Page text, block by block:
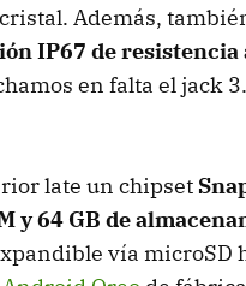
Además,
IP67 de resistencia
en falta el jack
late un chipset
y 64 GB de
vía microSD